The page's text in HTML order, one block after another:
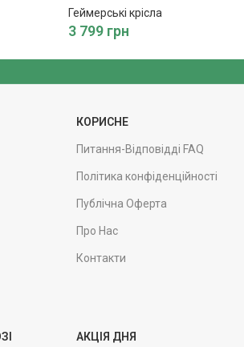
Геймерські крісла
3 799 грн
КОРИСНЕ
Питання-Відповідді FAQ
Політика конфіденційності
Публічна Оферта
Про Нас
Контакти
АКЦІЯ ДНЯ